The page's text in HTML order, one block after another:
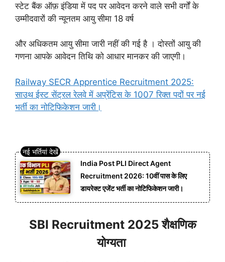
स्टेट बैंक ऑफ़ इंडिया में पद पर आवेदन करने वाले सभी वर्गों के
उम्मीदवारों की न्यूनतम आयु सीमा 18 वर्ष
और अधिकतम आयु सीमा जारी नहीं की गई है । दोस्तों आयु की
गणना आपके आवेदन तिथि को आधार मानकर की जाएगी।
Railway SECR Apprentice Recruitment 2025:
साउथ ईस्ट सेंट्रल रेलवे में अप्रेंटिस के 1007 रिक्त पदों पर नई
भर्ती का नोटिफिकेशन जारी।
India Post PLI Direct Agent
Recruitment 2026: 10वीं पास के लिए
डायरेक्ट एजेंट भर्ती का नोटिफिकेशन जारी।
SBI Recruitment 2025 शैक्षणिक
योग्यता